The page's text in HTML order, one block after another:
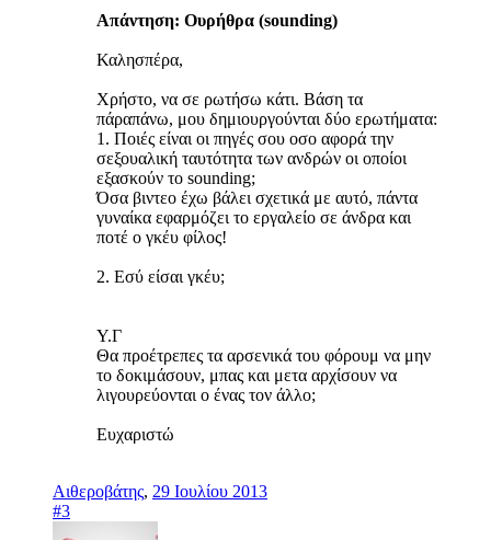
Απάντηση: Ουρήθρα (sounding)
Καλησπέρα,
Χρήστο, να σε ρωτήσω κάτι. Βάση τα
πάραπάνω, μου δημιουργούνται δύο ερωτήματα:
1. Ποιές είναι οι πηγές σου οσο αφορά την
σεξουαλική ταυτότητα των ανδρών οι οποίοι
εξασκούν το sounding;
Όσα βιντεο έχω βάλει σχετικά με αυτό, πάντα
γυναίκα εφαρμόζει το εργαλείο σε άνδρα και
ποτέ ο γκέυ φίλος!
2. Εσύ είσαι γκέυ;
Υ.Γ
Θα προέτρεπες τα αρσενικά του φόρουμ να μην
το δοκιμάσουν, μπας και μετα αρχίσουν να
λιγουρεύονται ο ένας τον άλλο;
Ευχαριστώ
Αιθεροβάτης, 29 Ιουλίου 2013
#3